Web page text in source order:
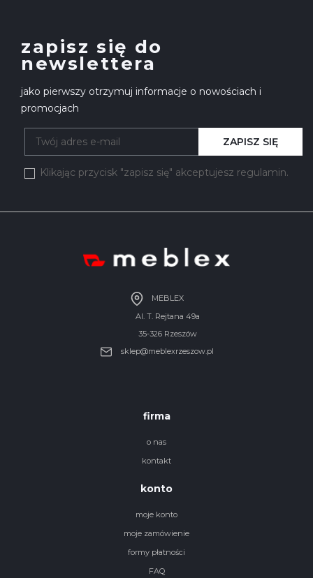
zapisz się do
newslettera
jako pierwszy otrzymuj informacje o nowościach i
promocjach
Klikając przycisk "zapisz się" akceptujesz regulamin.
ZAPISZ SIĘ
MEBLEX
Al. T. Rejtana 49a
35-326 Rzeszów
sklep@meblexrzeszow.pl
firma
o nas
kontakt
konto
moje konto
moje zamówienie
formy płatności
FAQ